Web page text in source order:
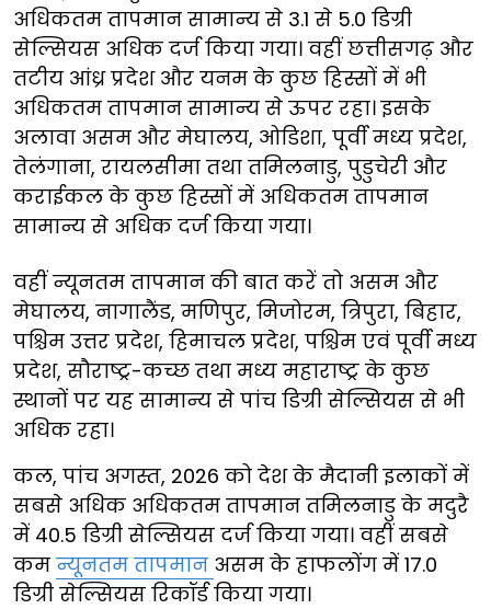
अधिकतम तापमान सामान्य से 3.1 से 5.0 डिग्री
सेल्सियस अधिक दर्ज किया गया। वहीं छत्तीसगढ़ और
तटीय आंध्र प्रदेश और यनम के कुछ हिस्सों में भी
अधिकतम तापमान सामान्य से ऊपर रहा। इसके
अलावा असम और मेघालय, ओडिशा, पूर्वी मध्य प्रदेश,
तेलंगाना, रायलसीमा तथा तमिलनाडु, पुडुचेरी और
कराईकल के कुछ हिस्सों में अधिकतम तापमान
सामान्य से अधिक दर्ज किया गया।
वहीं न्यूनतम तापमान की बात करें तो असम और
मेघालय, नागालैंड, मणिपुर, मिजोरम, त्रिपुरा, बिहार,
पश्चिम उत्तर प्रदेश, हिमाचल प्रदेश, पश्चिम एवं पूर्वी मध्य
प्रदेश, सौराष्ट्र-कच्छ तथा मध्य महाराष्ट्र के कुछ
स्थानों पर यह सामान्य से पांच डिग्री सेल्सियस से भी
अधिक रहा।
कल, पांच अगस्त, 2026 को देश के मैदानी इलाकों में
सबसे अधिक अधिकतम तापमान तमिलनाडु के मदुरै
में 40.5 डिग्री सेल्सियस दर्ज किया गया। वहीं सबसे
कम न्यूनतम तापमान असम के हाफलोंग में 17.0
डिग्री सेल्सियस रिकॉर्ड किया गया।